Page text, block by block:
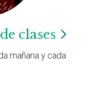
clases
mañana y cada